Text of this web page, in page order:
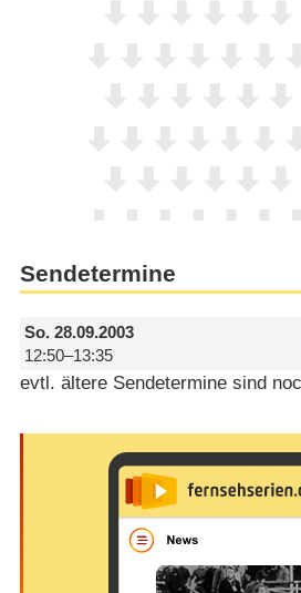
Sendetermine
So.28.09.2003
12:50–13:35
evtl. ältere Sendetermine sind